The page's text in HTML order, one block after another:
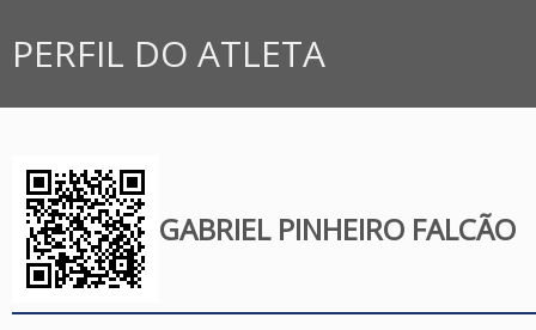
PERFIL DO ATLETA
GABRIEL PINHEIRO FALCÃO